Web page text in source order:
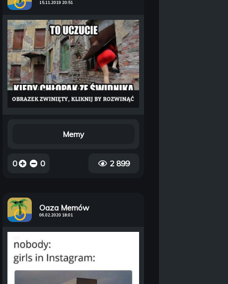
15.11.2019 20:51
Memy
0 0 2 899
Oaza Memów
06.02.2020 18:01